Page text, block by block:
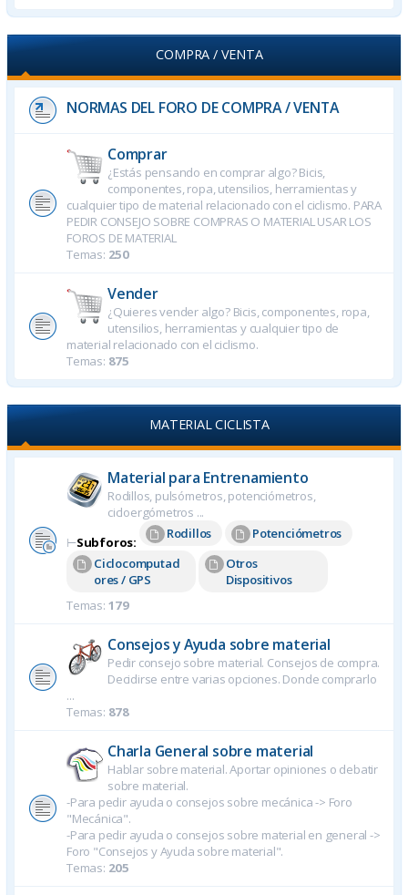
COMPRA / VENTA
NORMAS DEL FORO DE COMPRA / VENTA
Comprar
¿Estás pensando en comprar algo? Bicis,
componentes, ropa, utensilios, herramientas y
cualquier tipo de material relacionado con el ciclismo. PARA
PEDIR CONSEJO SOBRE COMPRAS O MATERIAL USAR LOS
FOROS DE MATERIAL
Temas: 250
Vender
¿Quieres vender algo? Bicis, componentes, ropa,
utensilios, herramientas y cualquier tipo de
material relacionado con el ciclismo.
Temas: 875
MATERIAL CICLISTA
Material para Entrenamiento
Rodillos, pulsómetros, potenciómetros,
cicloergómetros ...
⊢Subforos:
Rodillos
Potenciómetros
Ciclocomputad
ores / GPS
Otros
Dispositivos
Temas: 179
Consejos y Ayuda sobre material
Pedir consejo sobre material. Consejos de compra.
Decidirse entre varias opciones. Donde comprarlo
...
Temas: 878
Charla General sobre material
Hablar sobre material. Aportar opiniones o debatir
sobre material.
-Para pedir ayuda o consejos sobre mecánica -> Foro
"Mecánica".
-Para pedir ayuda o consejos sobre material en general ->
Foro "Consejos y Ayuda sobre material".
Temas: 205